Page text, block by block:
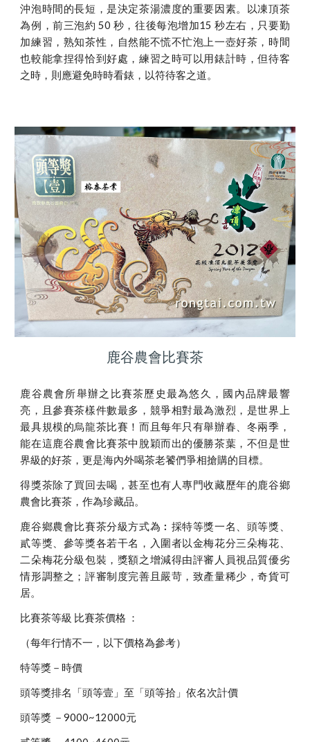
沖泡時間的長短，是決定茶湯濃度的重要因素。以凍頂茶
為例，前三泡約 50 秒，往後每泡增加15 秒左右，只要勤
加練習，熟知茶性，自然能不慌不忙泡上一壺好茶，時間
也較能拿捏得恰到好處，練習之時可以用錶計時，但待客
之時，則應避免時時看錶，以符待客之道。
鹿谷農會比賽茶
鹿谷農會所舉辦之比賽茶歷史最為悠久，國內品牌最響
亮，且參賽茶樣件數最多，競爭相對最為激烈，是世界上
最具規模的烏龍茶比賽！而且每年只有舉辦春、冬兩季，
能在這鹿谷農會比賽茶中脫穎而出的優勝茶葉，不但是世
界級的好茶，更是海內外喝茶老饕們爭相搶購的目標。
得獎茶除了買回去喝，甚至也有人專門收藏歷年的鹿谷鄉
農會比賽茶，作為珍藏品。
鹿谷鄉農會比賽茶分級方式為︰採特等獎一名、頭等獎、
貳等獎、參等獎各若干名，入圍者以金梅花分三朵梅花、
二朵梅花分級包裝，獎額之增減得由評審人員視品質優劣
情形調整之；評審制度完善且嚴苛，致產量稀少，奇貨可
居。
比賽茶等級 比賽茶價格 ：
（每年行情不一，以下價格為參考）
特等獎－時價
頭等獎排名「頭等壹」至「頭等拾」依名次計價
頭等獎 －9000~12000元